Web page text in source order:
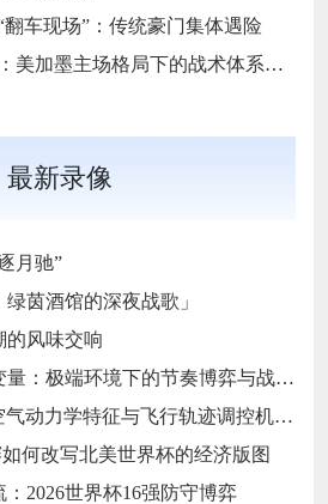
翻车现场”：传统豪门集体遇险
大洋洲首破直通壁垒：美加墨主场格局下的战术体系重构
最新录像
月驰”
绿茵酒馆的深夜战歌」
的风味交响
极端环境下的节奏博弈与战术自适应
行轨迹调控机制——以2026世界杯BBVA球场为实证场景”
何改写北美世界杯的经济版图
2026世界杯16强防守博弈